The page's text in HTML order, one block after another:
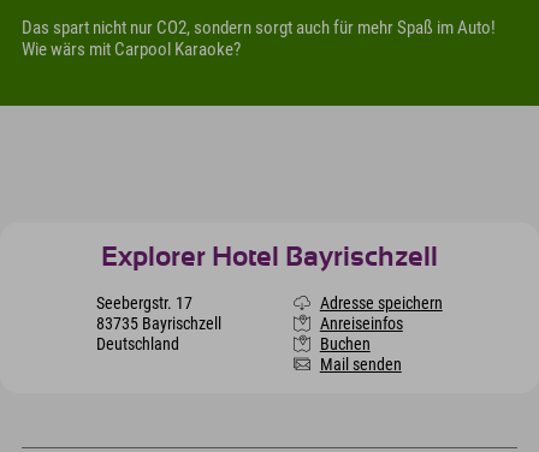
Das spart nicht nur CO2, sondern sorgt auch für mehr Spaß im Auto!
Wie wärs mit Carpool Karaoke?
Explorer Hotel Bayrischzell
Seebergstr. 17
83735 Bayrischzell
Deutschland
Adresse speichern
Anreiseinfos
Buchen
Mail senden